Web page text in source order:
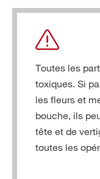
Toutes les
toxiques. Si
les fleurs et
bouche, ils
tête et de
toutes les